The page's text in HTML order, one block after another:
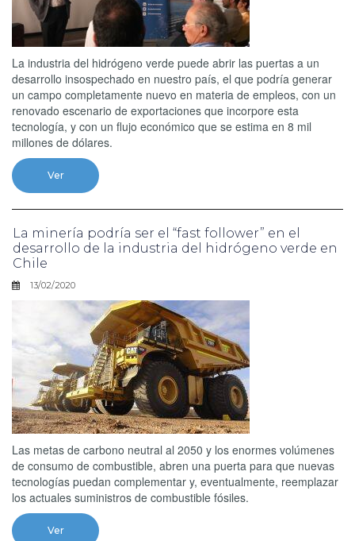
La industria del hidrógeno verde puede abrir las puertas a un
desarrollo insospechado en nuestro país, el que podría generar
un campo completamente nuevo en materia de empleos, con un
renovado escenario de exportaciones que incorpore esta
tecnología, y con un flujo económico que se estima en 8 mil
millones de dólares.
Ver
La minería podría ser el “fast follower” en el
desarrollo de la industria del hidrógeno verde en
Chile
13/02/2020
Las metas de carbono neutral al 2050 y los enormes volúmenes
de consumo de combustible, abren una puerta para que nuevas
tecnologías puedan complementar y, eventualmente, reemplazar
los actuales suministros de combustible fósiles.
Ver